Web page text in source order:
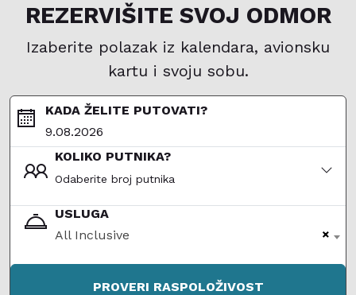
REZERVIŠITE SVOJ ODMOR
Izaberite polazak iz kalendara, avionsku
kartu i svoju sobu.
KADA ŽELITE PUTOVATI?
KOLIKO PUTNIKA?
Odaberite broj putnika
USLUGA
×
All Inclusive
PROVERI RASPOLOŽIVOST